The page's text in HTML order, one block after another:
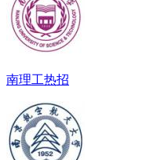
南理工热招